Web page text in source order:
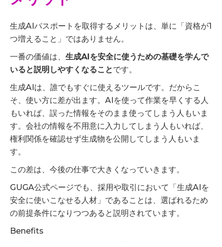
生成AIパスポートを取得するメリットは、単に「資格が1
つ増えること」ではありません。
一番の価値は、 生成AIを安全に使うための基礎を学んで
いると説明しやすくなることです。
生成AIは、誰でもすぐに使えるツールです。だからこ
そ、使い方に差が出ます。AIを使って作業を早くする人
もいれば、誤った情報をそのまま使ってしまう人もいま
す。会社の情報を不用意に入力してしまう人もいれば、
権利関係を確認せず生成物を公開してしまう人もいま
す。
この差は、今後の仕事で大きくなっていきます。
GUGA公式ページでも、採用や取引において「生成AIを
安全に使いこなせる人材」であることは、選ばれるため
の前提条件になりつつあると説明されています。
Benefits